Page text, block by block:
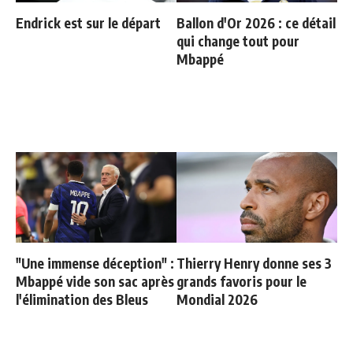
Endrick est sur le départ
Ballon d'Or 2026 : ce détail
qui change tout pour
Mbappé
"Une immense déception" :
Mbappé vide son sac après
l'élimination des Bleus
Thierry Henry donne ses 3
grands favoris pour le
Mondial 2026